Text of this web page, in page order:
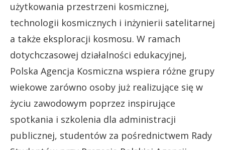
użytkowania przestrzeni kosmicznej,
technologii kosmicznych i inżynierii satelitarnej
a także eksploracji kosmosu. W ramach
dotychczasowej działalności edukacyjnej,
Polska Agencja Kosmiczna wspiera różne grupy
wiekowe zarówno osoby już realizujące się w
życiu zawodowym poprzez inspirujące
spotkania i szkolenia dla administracji
publicznej, studentów za pośrednictwem Rady